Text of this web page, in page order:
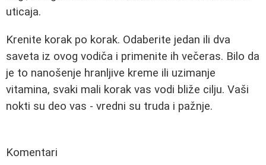
uticaja.
Krenite korak po korak. Odaberite jedan ili dva
saveta iz ovog vodiča i primenite ih večeras. Bilo da
je to nanošenje hranljive kreme ili uzimanje
vitamina, svaki mali korak vas vodi bliže cilju. Vaši
nokti su deo vas - vredni su truda i pažnje.
Komentari